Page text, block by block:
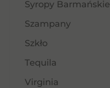
Syropy Barmańskie
Szampany
Szkło
Tequila
Virginia